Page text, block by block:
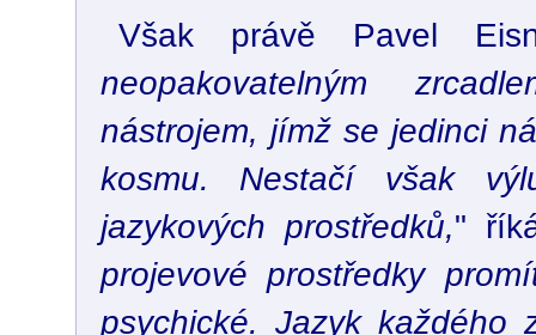
Však právě Pavel
neopakovatelným
nástrojem, jímž se jedinci
kosmu. Nestačí však
jazykových prostředků,"
projevové prostředky
psychické. Jazyk každého